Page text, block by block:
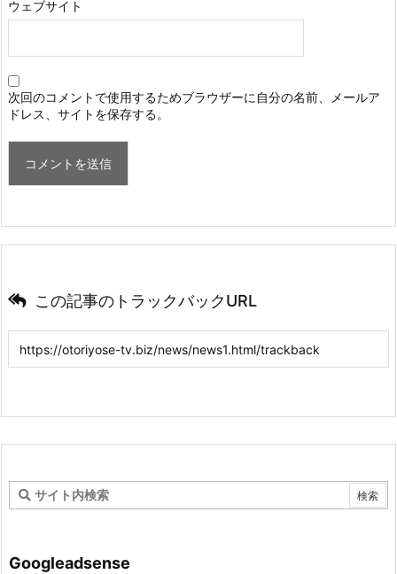
ウェブサイト
次回のコメントで使用するためブラウザーに自分の名前、メールア
ドレス、サイトを保存する。
この記事のトラックバックURL
Googleadsense